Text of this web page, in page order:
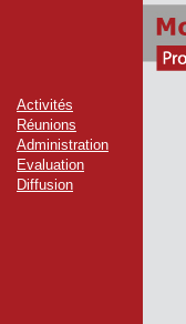
Activités
Réunions
Administration
Evaluation
Diffusion